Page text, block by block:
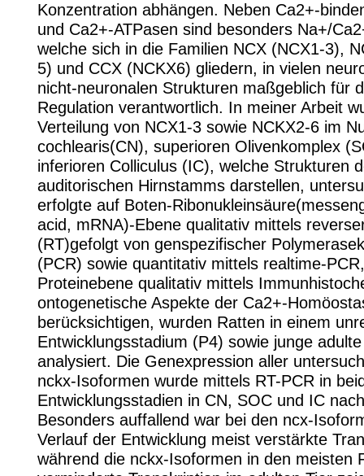
Konzentration abhängen. Neben Ca2+-
und Ca2+-ATPasen sind besonders Na+/
welche sich in die Familien NCX (NCX1-3),
5) und CCX (NCKX6) gliedern, in vielen
nicht-neuronalen Strukturen maßgeblich für
Regulation verantwortlich. In meiner Arbeit
Verteilung von NCX1-3 sowie NCKX2-6 im
cochlearis(CN), superioren Olivenkomplex
inferioren Colliculus (IC), welche Strukturen
auditorischen Hirnstamms darstellen,
erfolgte auf Boten-
acid, mRNA)-Ebene qualitativ mittels
(RT)gefolgt von genspezifischer
(PCR) sowie quantitativ mittels realtime-
Proteinebene qualitativ mittels
ontogenetische Aspekte der Ca2+-
berücksichtigen, wurden Ratten in einem
Entwicklungsstadium (P4) sowie junge
analysiert. Die Genexpression aller
nckx-Isoformen wurde mittels RT-PCR in
Entwicklungsstadien in CN, SOC und IC
Besonders auffallend war bei den ncx-
Verlauf der Entwicklung meist verstärkte
während die nckx-Isoformen in den meisten